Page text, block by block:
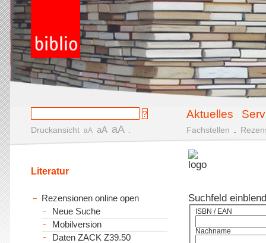
Aktuelles
Druckansicht aA aA aA Fachstellen
Suchfeld
ISBN / EAN
Nachname
Literatur
Rezensionen online open
Neue Suche
Mobilversion
Daten ZACK Z39.50